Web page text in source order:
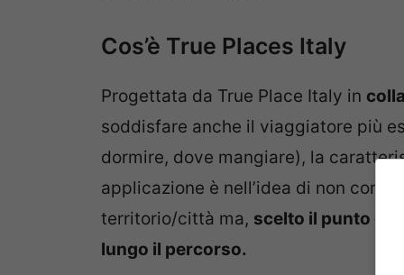
Cos’è True Places Italy
Progettata da True Place Italy in
soddisfare anche il viaggiatore più
dormire, dove mangiare), la
applicazione è nell’idea di non
territorio/città ma, scelto il punto di
lungo il percorso.